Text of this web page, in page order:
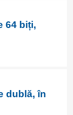
64 biți,
dublă, în